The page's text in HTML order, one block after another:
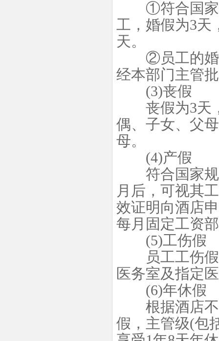
①符合国家规
工，婚假为3天
天。
②员工的婚假
经本部门主管
(3)丧假
丧假为3天，
偶、子女、父
母。
(4)产假
符合国家规
月后，可视其
效证明向酒店
每月固定工资
(5)工伤假
员工工伤假
医务室及指定
(6)年休假
根据酒店不
假，主管级(包